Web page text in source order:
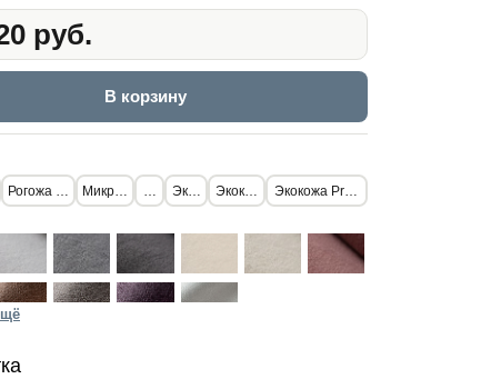
руб.
В корзину
Рогожа стандартМикрофибраФлокЭкокожаЭкокожа LuxЭкокожа Premium Athens